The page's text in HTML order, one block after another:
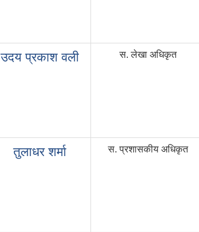
उदय प्रकाश वली स. लेखा अधिकृत
तुलाधर शर्मा स. प्रशासकीय अधिकृत